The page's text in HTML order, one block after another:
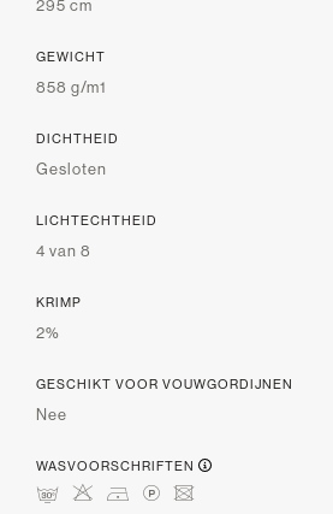
295 cm
GEWICHT
858 g/m1
DICHTHEID
Gesloten
LICHTECHTHEID
4 van 8
KRIMP
2%
GESCHIKT VOOR VOUWGORDIJNEN
Nee
WASVOORSCHRIFTEN
mHDLU